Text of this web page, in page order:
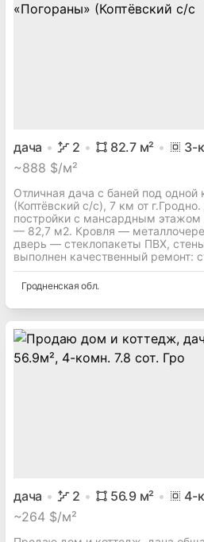
дача 2 82.7м²
Гродненская обл.